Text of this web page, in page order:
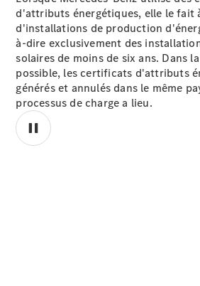
d'attributs énergétiques, elle le fait
d'installations de production
à-dire exclusivement des
solaires de moins de sixans. Dans
possible, les certificats d'attributs
générés et annulés dans le même
processus de charge a lieu.